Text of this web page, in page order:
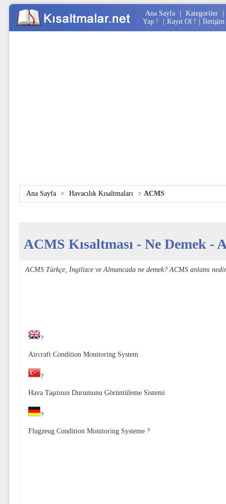
Ana Sayfa Kategoriler
Yap !
Kayıt Ol ! İletişim
Ana Sayfa > Havacılık Kısaltmaları > ACMS
ACMS Kısaltması - Ne Demek -
ACMS Türkçe, İngilizce ve Almancada ne demek? ACMS anlamı
?
Aircraft Condition Monitoring System
?
Hava Taşıtının Durumunu Görüntüleme Sistemi
?
Flugzeug Condition Monitoring Systeme ?